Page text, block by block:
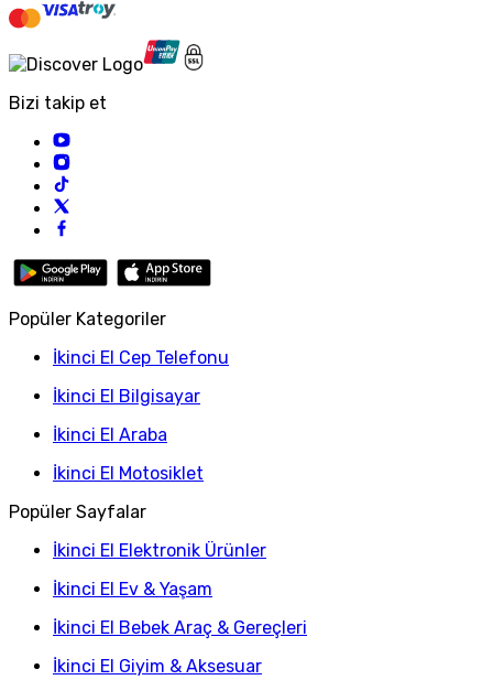
Bizi takip et
Popüler Kategoriler
İkinci El Cep Telefonu
İkinci El Bilgisayar
İkinci El Araba
İkinci El Motosiklet
Popüler Sayfalar
İkinci El Elektronik Ürünler
İkinci El Ev & Yaşam
İkinci El Bebek Araç & Gereçleri
İkinci El Giyim & Aksesuar